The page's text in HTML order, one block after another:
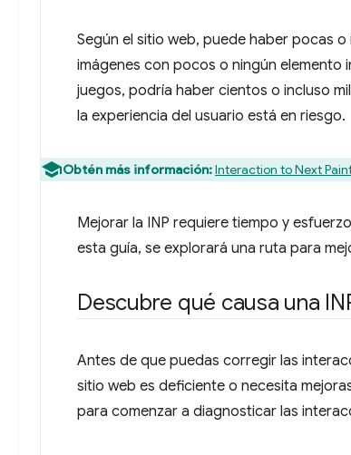
Según el sitio web, puede haber pocas
imágenes con pocos o ningún
juegos, podría haber cientos o incluso
la experiencia del usuario está en riesgo.
Obtén más información:Interaction to Next
Mejorar la INP requiere tiempo y
esta guía, se explorará una ruta para
Descubre qué causa una
Antes de que puedas corregir las
sitio web es deficiente o necesita
para comenzar a diagnosticar las